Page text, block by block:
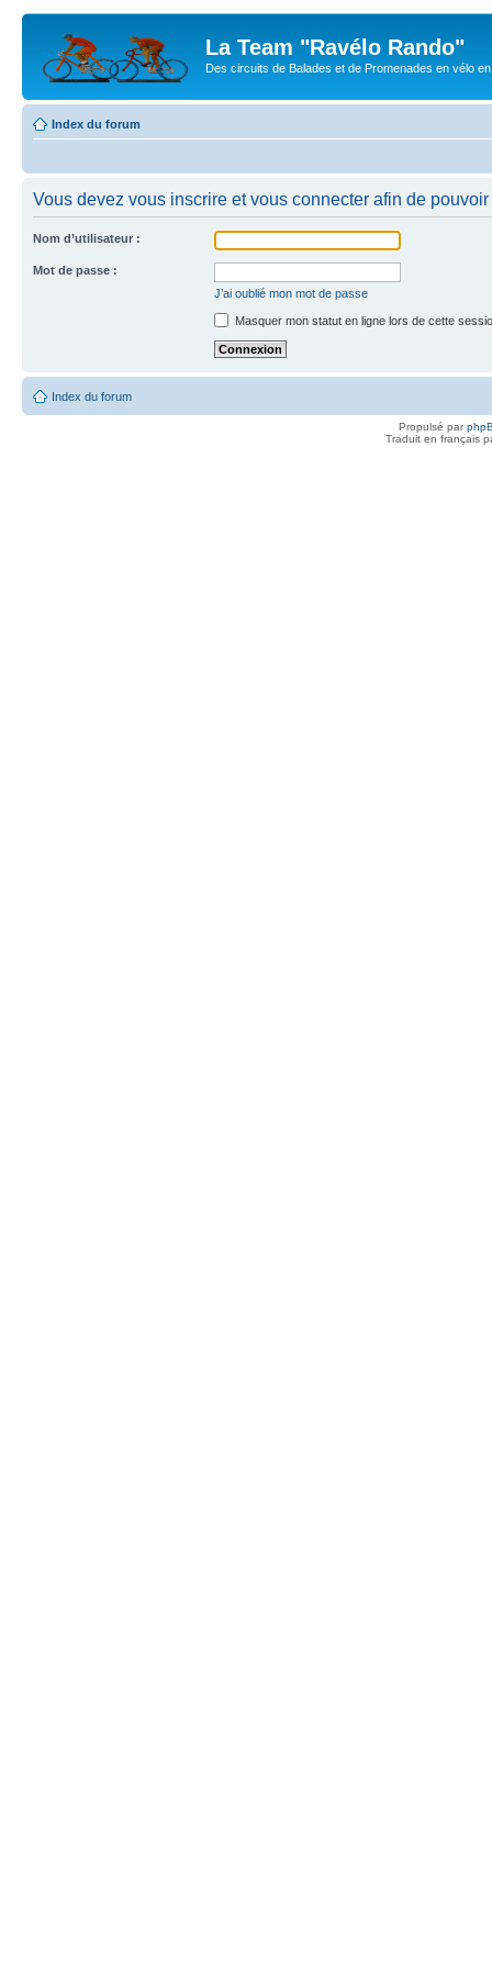
La Team "Ravélo Rando"
Des circuits de Balades et de Promenades en vélo
Index du forum
Vous devez vous inscrire et vous connecter afin de
Nom d’utilisateur :
Mot de passe :
J’ai oublié mon mot de passe
Masquer mon statut en ligne lors de cette
Index du forum
Propulsé par
Traduit en français